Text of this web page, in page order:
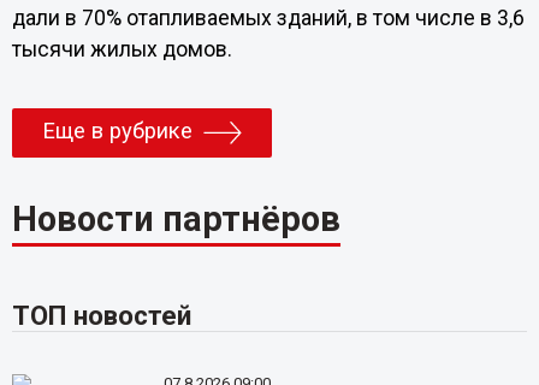
дали в 70% отапливаемых зданий, в том числе в 3,6
тысячи жилых домов.
Еще в рубрике
Новости партнёров
ТОП новостей